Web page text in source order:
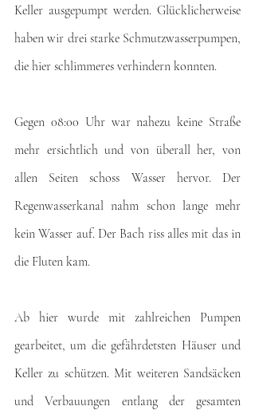
Keller ausgepumpt werden. Glücklicherweise
haben wir drei starke Schmutzwasserpumpen,
die hier schlimmeres verhindern konnten.
Gegen 08:00 Uhr war nahezu keine Straße
mehr ersichtlich und von überall her, von
allen Seiten schoss Wasser hervor. Der
Regenwasserkanal nahm schon lange mehr
kein Wasser auf. Der Bach riss alles mit das in
die Fluten kam.
Ab hier wurde mit zahlreichen Pumpen
gearbeitet, um die gefährdetsten Häuser und
Keller zu schützen. Mit weiteren Sandsäcken
und Verbauungen entlang der gesamten